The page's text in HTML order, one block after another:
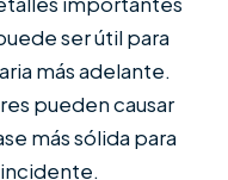
ser útil para
más adelante.
pueden causar
más sólida para